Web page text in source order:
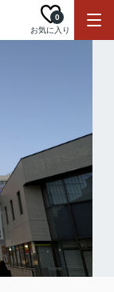
お気に入り
0